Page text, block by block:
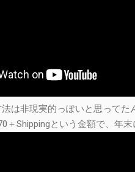
は非現実的っぽいと思ってた
＋Shippingという金額で、年末